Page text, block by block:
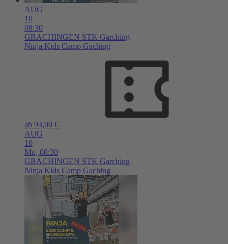
AUG
10
08:30
GRACHINGEN STK Garching
Ninja Kids Camp Gaching
ab 93,00 €
AUG
10
Mo, 08:30
GRACHINGEN STK Garching
Ninja Kids Camp Gaching